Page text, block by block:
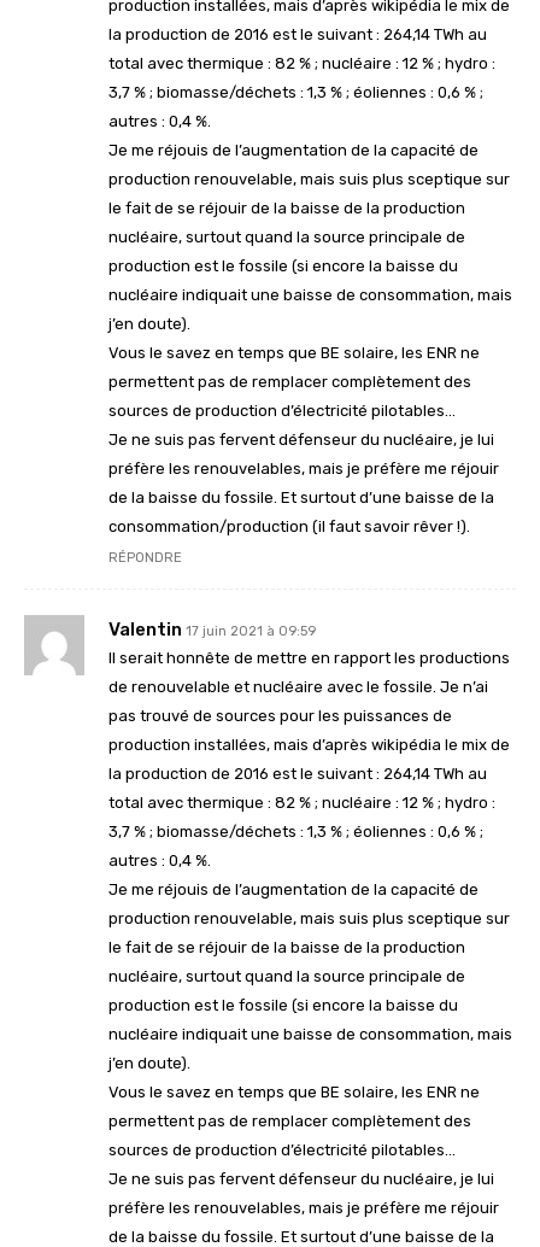
production installées, mais d’après wikipédia le mix de
la production de 2016 est le suivant : 264,14 TWh au
total avec thermique : 82 % ; nucléaire : 12 % ; hydro :
3,7 % ; biomasse/déchets : 1,3 % ; éoliennes : 0,6 % ;
autres : 0,4 %.
Je me réjouis de l’augmentation de la capacité de
production renouvelable, mais suis plus sceptique sur
le fait de se réjouir de la baisse de la production
nucléaire, surtout quand la source principale de
production est le fossile (si encore la baisse du
nucléaire indiquait une baisse de consommation, mais
j’en doute).
Vous le savez en temps que BE solaire, les ENR ne
permettent pas de remplacer complètement des
sources de production d’électricité pilotables…
Je ne suis pas fervent défenseur du nucléaire, je lui
préfère les renouvelables, mais je préfère me réjouir
de la baisse du fossile. Et surtout d’une baisse de la
consommation/production (il faut savoir rêver !).
RÉPONDRE
Valentin 17 juin 2021 à 09:59
Il serait honnête de mettre en rapport les productions
de renouvelable et nucléaire avec le fossile. Je n’ai
pas trouvé de sources pour les puissances de
production installées, mais d’après wikipédia le mix de
la production de 2016 est le suivant : 264,14 TWh au
total avec thermique : 82 % ; nucléaire : 12 % ; hydro :
3,7 % ; biomasse/déchets : 1,3 % ; éoliennes : 0,6 % ;
autres : 0,4 %.
Je me réjouis de l’augmentation de la capacité de
production renouvelable, mais suis plus sceptique sur
le fait de se réjouir de la baisse de la production
nucléaire, surtout quand la source principale de
production est le fossile (si encore la baisse du
nucléaire indiquait une baisse de consommation, mais
j’en doute).
Vous le savez en temps que BE solaire, les ENR ne
permettent pas de remplacer complètement des
sources de production d’électricité pilotables…
Je ne suis pas fervent défenseur du nucléaire, je lui
préfère les renouvelables, mais je préfère me réjouir
de la baisse du fossile. Et surtout d’une baisse de la